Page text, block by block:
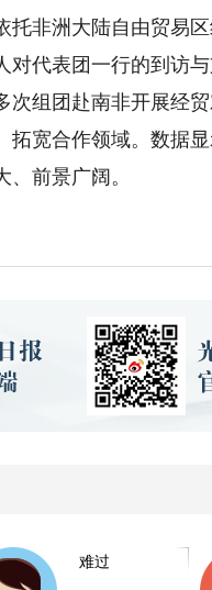
非洲大陆自由贸易
代表团一行的到访与
次组团赴南非开展经
拓宽合作领域。数据
前景广阔。
难过